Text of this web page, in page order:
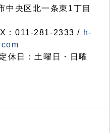
央区北一条東1丁目
：011-281-2333 / h-
休日：土曜日・日曜